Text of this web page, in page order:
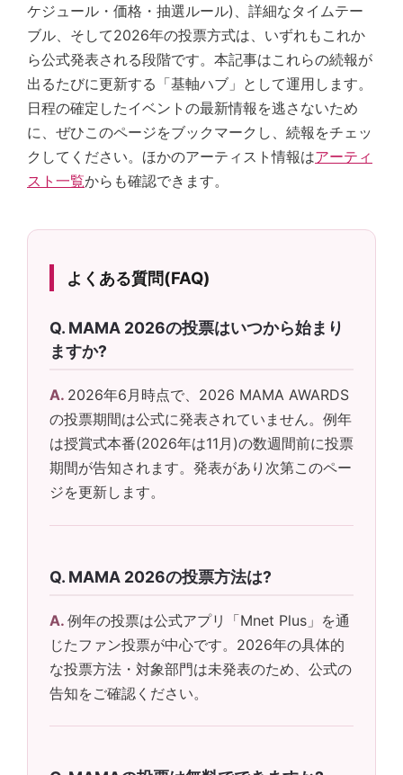
ケジュール・価格・抽選ルール)、詳細なタイムテー
ブル、そして2026年の投票方式は、いずれもこれか
ら公式発表される段階です。本記事はこれらの続報が
出るたびに更新する「基軸ハブ」として運用します。
日程の確定したイベントの最新情報を逃さないため
に、ぜひこのページをブックマークし、続報をチェッ
クしてください。ほかのアーティスト情報はアーティ
スト一覧からも確認できます。
よくある質問(FAQ)
MAMA 2026の投票はいつから始まり
ますか?
2026年6月時点で、2026 MAMA AWARDS
の投票期間は公式に発表されていません。例年
は授賞式本番(2026年は11月)の数週間前に投票
期間が告知されます。発表があり次第このペー
ジを更新します。
MAMA 2026の投票方法は?
例年の投票は公式アプリ「Mnet Plus」を通
じたファン投票が中心です。2026年の具体的
な投票方法・対象部門は未発表のため、公式の
告知をご確認ください。